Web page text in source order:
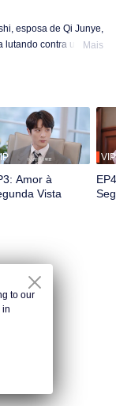
esposa de Qi Junye,
contra um
eles passam a
são derrotados e eles
Mais
Amor à
Vista
VIP
to our
in